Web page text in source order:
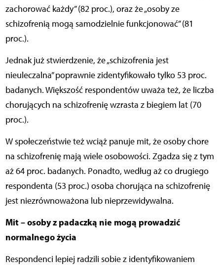
zachorować każdy” (82 proc.), oraz że „osoby ze
schizofrenią mogą samodzielnie funkcjonować” (81
proc.).
Jednak już stwierdzenie, że „schizofrenia jest
nieuleczalna” poprawnie zidentyfikowało tylko 53 proc.
badanych. Większość respondentów uważa też, że liczba
chorujących na schizofrenię wzrasta z biegiem lat (70
proc.).
W społeczeństwie też wciąż panuje mit, że osoby chore
na schizofrenię mają wiele osobowości. Zgadza się z tym
aż 64 proc. badanych. Ponadto, według aż co drugiego
respondenta (53 proc.) osoba chorująca na schizofrenię
jest niezrównoważona lub nieprzewidywalna.
Mit – osoby z padaczką nie mogą prowadzić
normalnego życia
Respondenci lepiej radzili sobie z identyfikowaniem